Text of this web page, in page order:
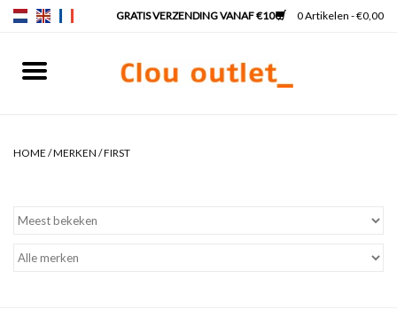
0 Artikelen - €0,00
HOME /MERKEN /FIRST